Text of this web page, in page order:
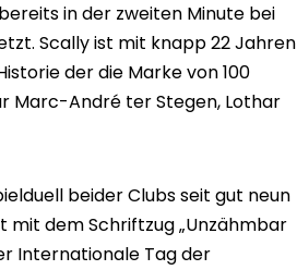
in der zweiten Minute bei
Scally ist mit knapp 22 Jahren
der die Marke von 100
Marc-André ter Stegen, Lothar
beider Clubs seit gut neun
dem Schriftzug „Unzähmbar
Internationale Tag der